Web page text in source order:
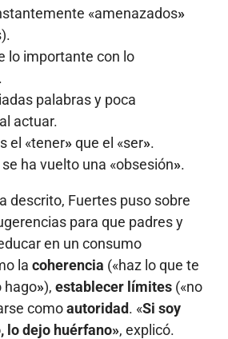
«amenazados»
lo importante con lo
palabras y poca
actuar.
el «tener»que el «ser».
ha vuelto una «obsesión».
descrito, Fuertes puso sobre
para que padres y
en un consumo
la coherencia («haz lo que te
hago»), establecer límites («no
comoautoridad. «Si soy
lo dejo huérfano», explicó.